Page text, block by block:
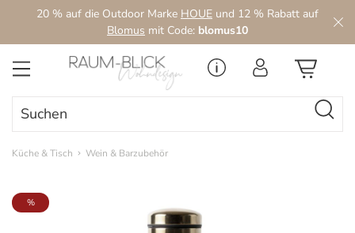
Zum Hauptinhalt springen
20 % auf die Outdoor Marke HOUE und 12 % Rabatt auf
Blomus mit Code: blomus10
Küche & Tisch Wein & Barzubehör
Bildergalerie überspringen
%